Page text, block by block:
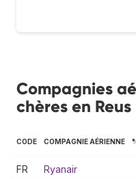
Compagnies
chères en Reus
CODE COMPAGNIE AÉRIENNE
FR Ryanair